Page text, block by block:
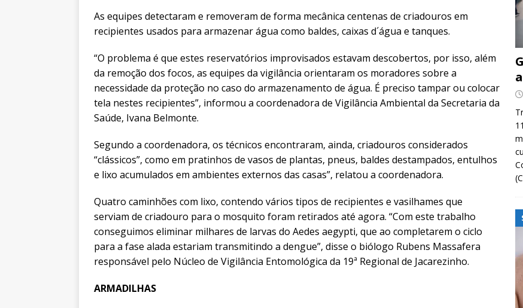
As equipes detectaram e removeram de forma mecânica centenas de criadouros em
recipientes usados para armazenar água como baldes, caixas d´água e tanques.
“O problema é que estes reservatórios improvisados estavam descobertos, por isso, além
da remoção dos focos, as equipes da vigilância orientaram os moradores sobre a
necessidade da proteção no caso do armazenamento de água. É preciso tampar ou colocar
tela nestes recipientes”, informou a coordenadora de Vigilância Ambiental da Secretaria da
Saúde, Ivana Belmonte.
Segundo a coordenadora, os técnicos encontraram, ainda, criadouros considerados
“clássicos”, como em pratinhos de vasos de plantas, pneus, baldes destampados, entulhos
e lixo acumulados em ambientes externos das casas”, relatou a coordenadora.
Quatro caminhões com lixo, contendo vários tipos de recipientes e vasilhames que
serviam de criadouro para o mosquito foram retirados até agora. “Com este trabalho
conseguimos eliminar milhares de larvas do Aedes aegypti, que ao completarem o ciclo
para a fase alada estariam transmitindo a dengue”, disse o biólogo Rubens Massafera
responsável pelo Núcleo de Vigilância Entomológica da 19ª Regional de Jacarezinho.
ARMADILHAS